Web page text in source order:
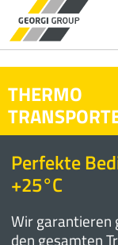
THERMO
Perfekte
+25°C
Wir garantieren
den gesamten